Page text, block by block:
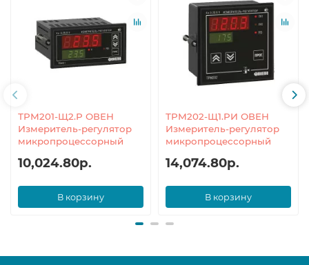
ТРМ201-Щ2.Р ОВЕН
Измеритель-регулятор
микропроцессорный
10,024.80р.
В корзину
ТРМ202-Щ1.РИ ОВЕН
Измеритель-регулятор
микропроцессорный
14,074.80р.
В корзину